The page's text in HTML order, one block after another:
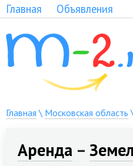
Главная Объявления
Главная \ Московская область
Аренда –